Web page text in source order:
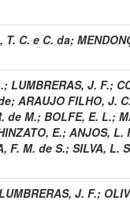
T. C. e C. da;
; LUMBRERAS, J. F.;
; ARAUJO FILHO, J.
de M.; BOLFE, E. L.;
E.; ANJOS, L.
F. M. de S.; SILVA, L.
J. F.;